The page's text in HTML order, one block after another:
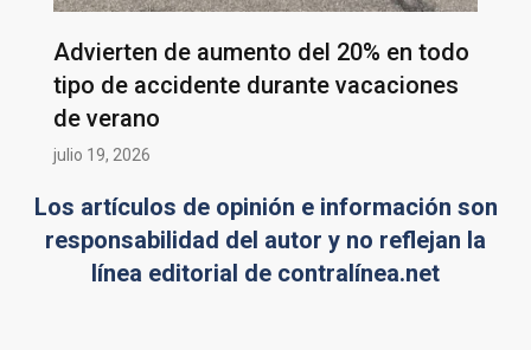
Advierten de aumento del 20% en todo
tipo de accidente durante vacaciones
de verano
julio 19, 2026
Los artículos de opinión e información son
responsabilidad del autor y no reflejan la
línea editorial de contralínea.net